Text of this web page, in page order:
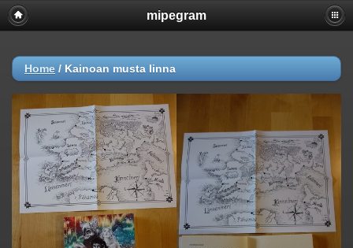
mipegram
Home / Kainoan musta linna